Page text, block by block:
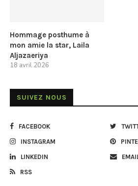
Hommage posthume à
mon amie la star, Laila
Aljazaeriya
18 avril 2026
SUIVEZ NOUS
FACEBOOK
INSTAGRAM
LINKEDIN
RSS